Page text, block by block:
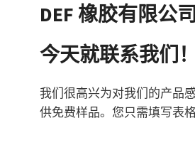
DEF 橡胶有限公司
今天就联系我们！
我们很高兴为对我们的产品
供免费样品。您只需填写表格